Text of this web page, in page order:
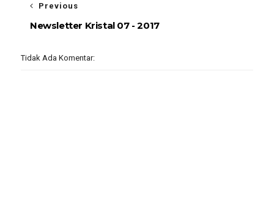
Previous
Newsletter Kristal 07 - 2017
Tidak Ada Komentar: